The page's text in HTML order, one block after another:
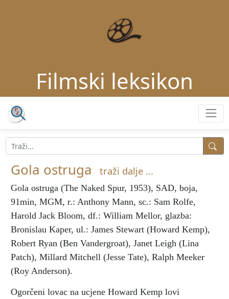
Filmski leksikon
Gola ostruga traži dalje ...
Gola ostruga (The Naked Spur, 1953), SAD, boja,
91min, MGM, r.: Anthony Mann, sc.: Sam Rolfe,
Harold Jack Bloom, df.: William Mellor, glazba:
Bronislau Kaper, ul.: James Stewart (Howard Kemp),
Robert Ryan (Ben Vandergroat), Janet Leigh (Lina
Patch), Millard Mitchell (Jesse Tate), Ralph Meeker
(Roy Anderson).
Ogorčeni lovac na ucjene Howard Kemp lovi